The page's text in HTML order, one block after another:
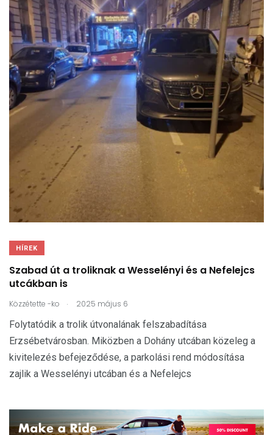
HÍREK
Szabad út a troliknak a Wesselényi és a Nefelejcs
utcákban is
Közzétette -ko . 2025 május 6
Folytatódik a trolik útvonalának felszabadítása
Erzsébetvárosban. Miközben a Dohány utcában közeleg a
kivitelezés befejeződése, a parkolási rend módosítása
zajlik a Wesselényi utcában és a Nefelejcs